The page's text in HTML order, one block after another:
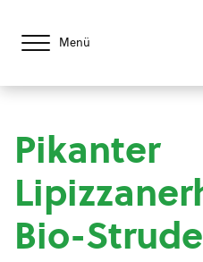
Menü
Pikanter
Bio-